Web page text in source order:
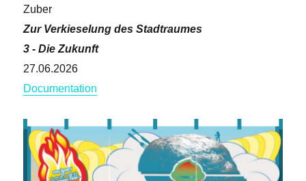
Zuber
Zur Verkieselung des Stadtraumes
3 - Die Zukunft
27.06.2026
Documentation